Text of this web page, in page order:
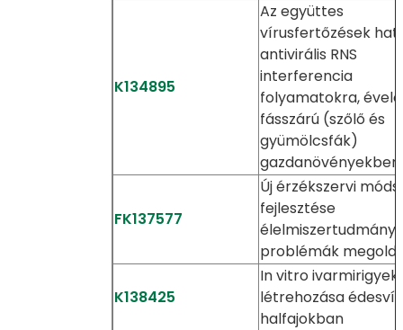
K134895
Az együttes
vírusfertőzések
antivirális RNS
interferencia
folyamatokra, évelő
fásszárú (szőlő és
gyümölcsfák)
gazdanövényekben
FK137577
Új érzékszervi
fejlesztése
élelmiszertudmányi
problémák
K138425
In vitro ivarmirigyek
létrehozása
halfajokban